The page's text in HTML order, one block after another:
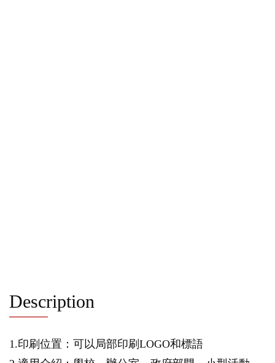
Description
1.印刷位置：可以局部印刷LOGO和標語